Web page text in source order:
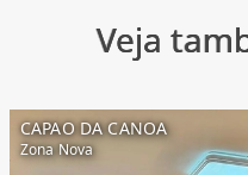
Veja
CAPAO DA CANOA
Zona Nova